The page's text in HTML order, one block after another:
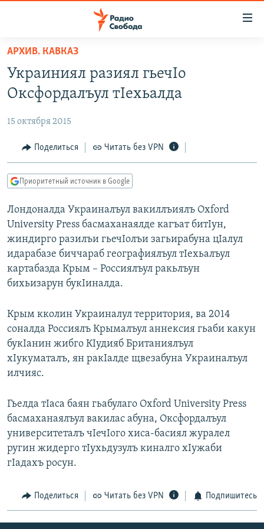
упрощенного
доступа
Вернуться
основному
Вернутся
главной
навигации
Вернутся
поиску
ПОДКАСТЫ
АВТОРСКИЕ ПРОЕКТЫ
ЦИТАТЫ СВОБОДЫ
МНЕНИЯ
IDEL.РЕАЛИИ
КАВКАЗ.РЕАЛИИ
СЕВЕР.РЕАЛИИ
СИБИРЬ.РЕАЛИИ
РАСПИСАНИЕ ВЕЩАНИЯ
СОЦИАЛЬНЫЕ СЕТИ
Все сайты РСЕ/РС
АРХИВ. КАВКАЗ
Украиниял разиял гьечIо
Оксфордалъул тIехьалда
15 октября 2015
Поделиться Читать без VPN
Приоритетный источник в Google
Лондоналда Украиналъул вакиллъиялъ Oxford
University Press басмаханаялде кагъат битIун,
жиндирго разилъи гьечIолъи загьирабуна цIалул
идарабазе биччараб географиялъул тIехьалъул
картабазда Крым – Россиялъул ракьлъун
бихьизарун букIиналда.
Крым кколин Украиналул территория, ва 2014
соналда Россиялъ Крымалъул аннексия гьаби какун
букIанин жибго КIудияб Британиялъул
хIукуматалъ, ян ракIалде щвезабуна Украиналъул
илчияс.
Гьелда тIаса баян гьабулаго Oxford University Press
басмаханаялъул вакилас абуна, Оксфордалъул
университеталъ чIечIого хиса-басиял журалел
ругин жидерго тIухьдузулъ киналго хIужаби
гIадахъ росун.
Поделиться Читать без VPN Подпишитесь